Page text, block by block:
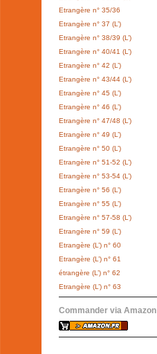
Etrangère n° 35/36
Etrangère n° 37 (L’)
Etrangère n° 38/39 (L’)
Etrangère n° 40/41 (L’)
Etrangère n° 42 (L’)
Etrangère n° 43/44 (L’)
Etrangère n° 45 (L’)
Etrangère n° 46 (L’)
Etrangère n° 47/48 (L’)
Etrangère n° 49 (L’)
Etrangère n° 50 (L’)
Etrangère n° 51-52 (L’)
Etrangère n° 53-54 (L’)
Etrangère n° 56 (L’)
Etrangère n° 55 (L’)
Etrangère n° 57-58 (L’)
Etrangère n° 59 (L’)
Etrangère (L’) n° 60
Etrangère (L’) n° 61
étrangère (L’) n° 62
Etrangère (L’) n° 63
Commander via Amazon